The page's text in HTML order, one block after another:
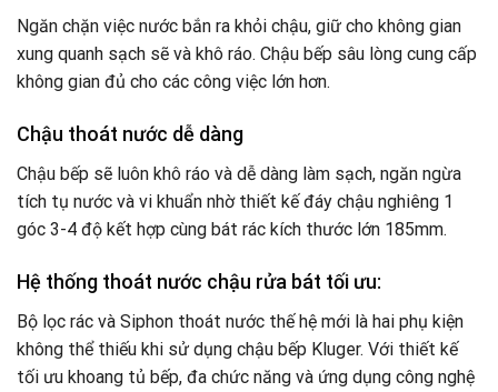
Ngăn chặn việc nước bắn ra khỏi chậu, giữ cho không gian
xung quanh sạch sẽ và khô ráo. Chậu bếp sâu lòng cung cấp
không gian đủ cho các công việc lớn hơn.
Chậu thoát nước dễ dàng
Chậu bếp sẽ luôn khô ráo và dễ dàng làm sạch, ngăn ngừa
tích tụ nước và vi khuẩn nhờ thiết kế đáy chậu nghiêng 1
góc 3-4 độ kết hợp cùng bát rác kích thước lớn 185mm.
Hệ thống thoát nước chậu rửa bát tối ưu:
Bộ lọc rác và Siphon thoát nước thế hệ mới là hai phụ kiện
không thể thiếu khi sử dụng chậu bếp Kluger. Với thiết kế
tối ưu khoang tủ bếp, đa chức năng và ứng dụng công nghệ